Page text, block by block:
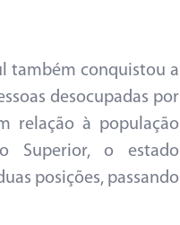
também conquistou a
desocupadas por
relação à população
Superior, o estado
posições, passando